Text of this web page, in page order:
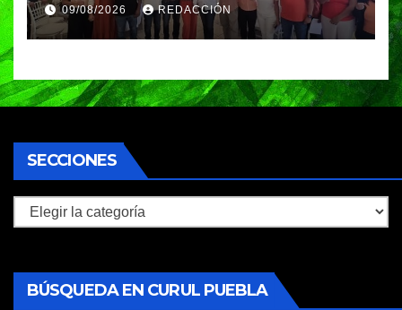
09/08/2026 REDACCIÓN
SECCIONES
Secciones
BÚSQUEDA EN CURUL PUEBLA